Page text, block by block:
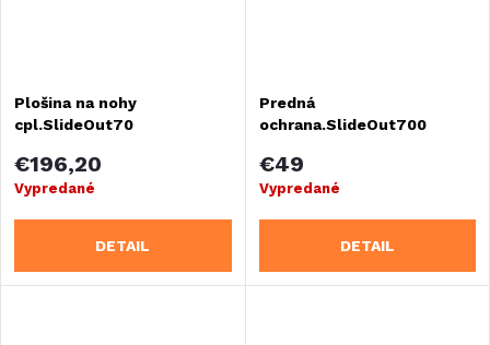
Plošina na nohy
cpl.SlideOut70
€196,20
Vypredané
DETAIL
Predná
ochrana.SlideOut700
€49
Vypredané
DETAIL